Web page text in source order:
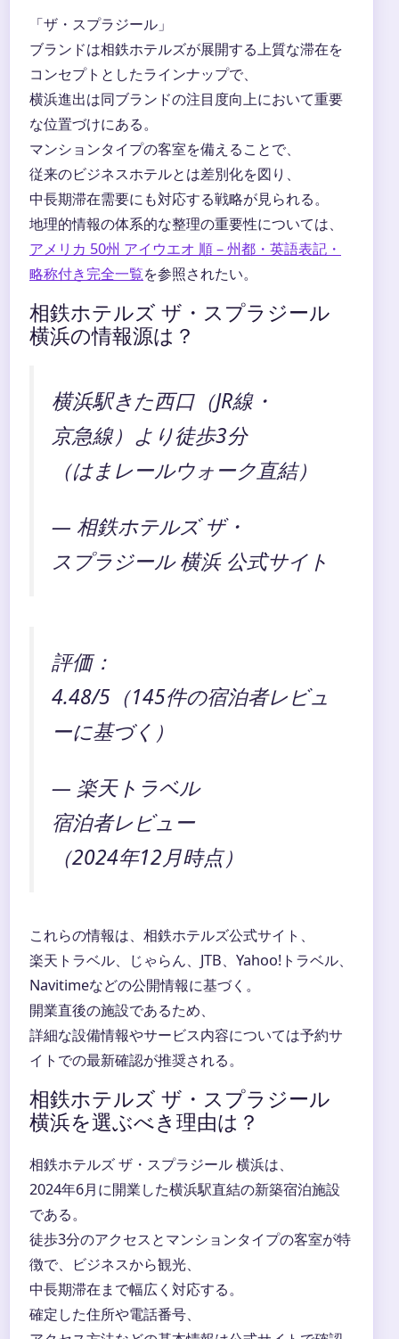
「ザ・スプラジール」
ブランドは相鉄ホテルズが展開する上質な滞在を
コンセプトとしたラインナップで、
横浜進出は同ブランドの注目度向上において重要
な位置づけにある。
マンションタイプの客室を備えることで、
従来のビジネスホテルとは差別化を図り、
中長期滞在需要にも対応する戦略が見られる。
地理的情報の体系的な整理の重要性については、
アメリカ 50州 アイウエオ 順 – 州都・英語表記・
略称付き完全一覧を参照されたい。
相鉄ホテルズ ザ・スプラジール
横浜の情報源は？
横浜駅きた西口（JR線・
京急線）より徒歩3分
（はまレールウォーク直結）
— 相鉄ホテルズ ザ・
スプラジール 横浜 公式サイト
評価：
4.48/5（145件の宿泊者レビュ
ーに基づく）
— 楽天トラベル
宿泊者レビュー
（2024年12月時点）
これらの情報は、相鉄ホテルズ公式サイト、
楽天トラベル、じゃらん、JTB、Yahoo!トラベル、
Navitimeなどの公開情報に基づく。
開業直後の施設であるため、
詳細な設備情報やサービス内容については予約サ
イトでの最新確認が推奨される。
相鉄ホテルズ ザ・スプラジール
横浜を選ぶべき理由は？
相鉄ホテルズ ザ・スプラジール 横浜は、
2024年6月に開業した横浜駅直結の新築宿泊施設
である。
徒歩3分のアクセスとマンションタイプの客室が特
徴で、ビジネスから観光、
中長期滞在まで幅広く対応する。
確定した住所や電話番号、